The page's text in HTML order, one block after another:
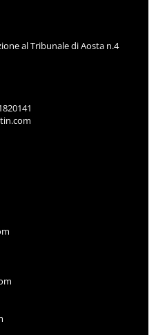
al Tribunale di Aosta n.4